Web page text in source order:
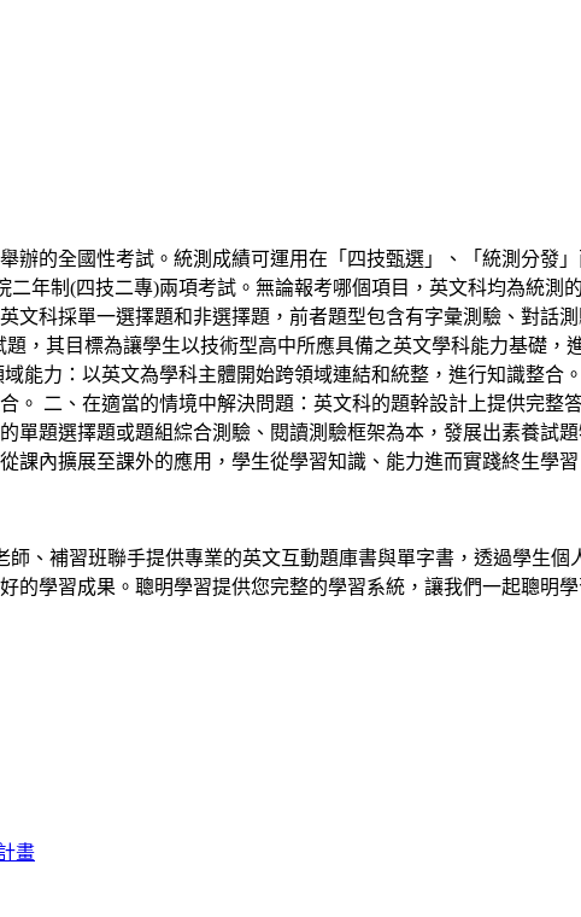
辦的全國性考試。統測成績可運用在「四技甄選」、「統測分發
年制(四技二專)兩項考試。無論報考哪個項目，英文科均為統測
文科採單一選擇題和非選擇題，前者題型包含有字彙測驗、對話
，其目標為讓學生以技術型高中所應具備之英文學科能力基礎
能力：以英文為學科主體開始跨領域連結和統整，進行知識整合
。 二、在適當的情境中解決問題：英文科的題幹設計上提供完整
單題選擇題或題組綜合測驗、閱讀測驗框架為本，發展出素養試
課內擴展至課外的應用，學生從學習知識、能力進而實踐終生學習
、補習班聯手提供專業的英文互動題庫書與單字書，透過學生
的學習成果。聰明學習提供您完整的學習系統，讓我們一起聰明學
畫